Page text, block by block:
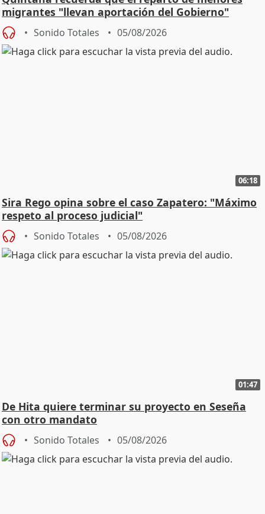
migrantes "llevan aportación del Gobierno"
central
Sonido Totales 05/08/2026
06:18
Sira Rego opina sobre el caso Zapatero: "Máximo
respeto al proceso judicial"
Sonido Totales 05/08/2026
01:47
De Hita quiere terminar su proyecto en Seseña
con otro mandato
Sonido Totales 05/08/2026